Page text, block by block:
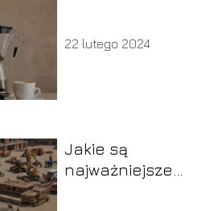
kapsułkowy
22 lutego 2024
Jakie są
najważniejsze